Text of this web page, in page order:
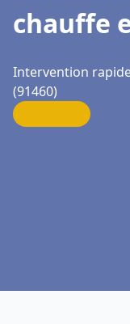
chauffe
Intervention
(91460)